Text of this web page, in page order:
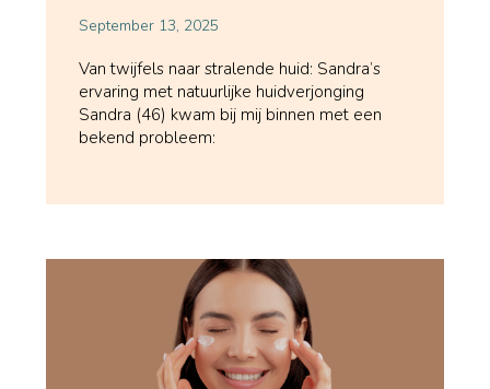
September 13, 2025
Van twijfels naar stralende huid: Sandra’s
ervaring met natuurlijke huidverjonging
Sandra (46) kwam bij mij binnen met een
bekend probleem: